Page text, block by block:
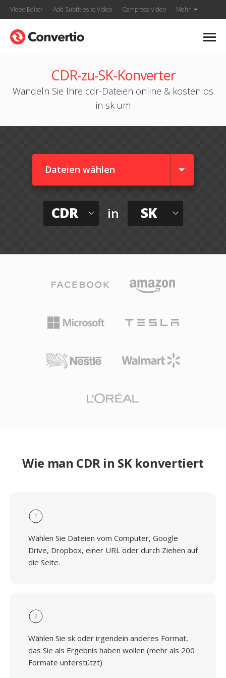
Video Editor Add Subtitles to Video Compress Video Mehr
CDR-zu-SK-Konverter
Wandeln Sie Ihre cdr-Dateien online & kostenlos
in sk um
Dateien wählen
CDR in SK
Wie man CDR in SK konvertiert
1
Wählen Sie Dateien vom Computer, Google
Drive, Dropbox, einer URL oder durch Ziehen auf
die Seite.
2
Wählen Sie sk oder irgendein anderes Format,
das Sie als Ergebnis haben wollen (mehr als 200
Formate unterstützt)